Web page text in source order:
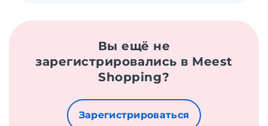
Вы ещё не
зарегистрировались в Meest
Shopping?
Зарегистрироваться